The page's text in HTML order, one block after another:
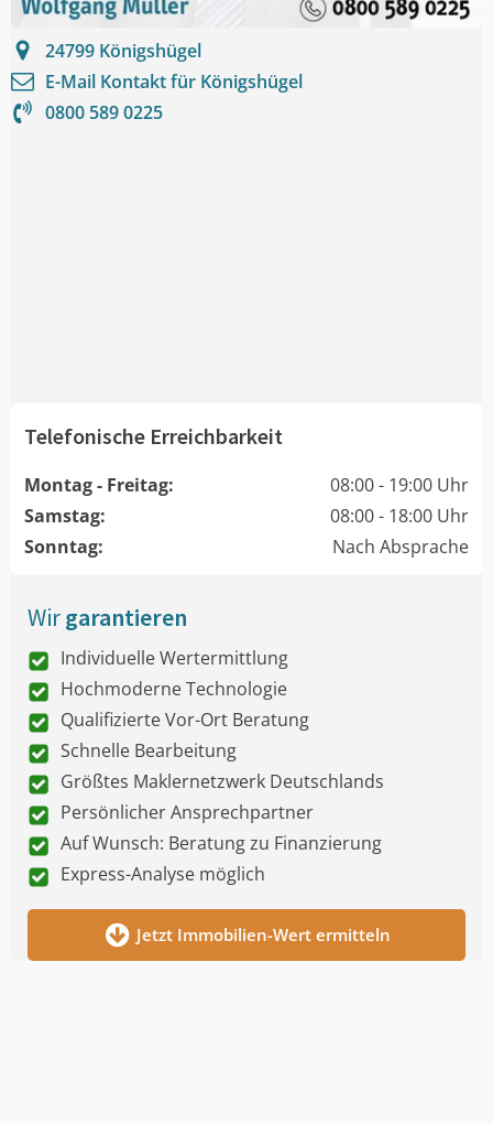
24799 Königshügel
E-Mail Kontakt für Königshügel
0800 589 0225
Telefonische Erreichbarkeit
Montag - Freitag:
08:00 - 19:00 Uhr
Samstag:
08:00 - 18:00 Uhr
Sonntag:
Nach Absprache
Wirgarantieren
Individuelle Wertermittlung
Hochmoderne Technologie
Qualifizierte Vor-Ort Beratung
Schnelle Bearbeitung
Größtes Maklernetzwerk Deutschlands
Persönlicher Ansprechpartner
Auf Wunsch: Beratung zu Finanzierung
Express-Analyse möglich
Jetzt Immobilien-Wert ermitteln